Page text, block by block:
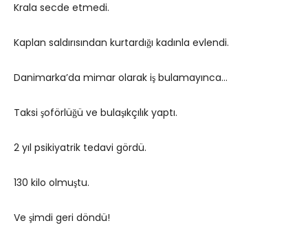
Krala secde etmedi.
Kaplan saldırısından kurtardığı kadınla evlendi.
Danimarka’da mimar olarak iş bulamayınca…
Taksi şoförlüğü ve bulaşıkçılık yaptı.
2 yıl psikiyatrik tedavi gördü.
130 kilo olmuştu.
Ve şimdi geri döndü!